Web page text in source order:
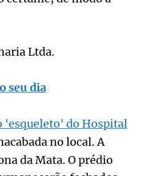
Ltda.
seu dia
'esqueleto' do Hospital
no local. A
da Mata. O prédio